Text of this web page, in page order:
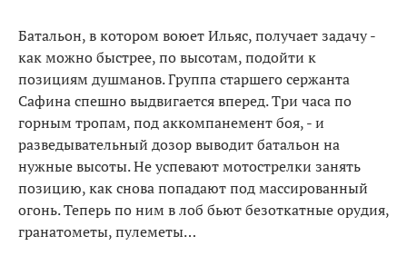
Батальон, в котором воюет Ильяс, получает задачу -
как можно быстрее, по высотам, подойти к
позициям душманов. Группа старшего сержанта
Сафина спешно выдвигается вперед. Три часа по
горным тропам, под аккомпанемент боя, - и
разведывательный дозор выводит батальон на
нужные высоты. Не успевают мотострелки занять
позицию, как снова попадают под массированный
огонь. Теперь по ним в лоб бьют безоткатные орудия,
гранатометы, пулеметы…